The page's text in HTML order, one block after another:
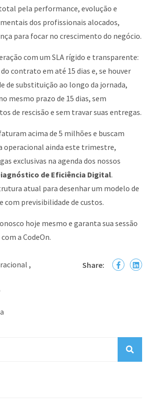
pela performance, evolução e
dos profissionais alocados,
para focar no crescimento do negócio.
com um SLA rígido e transparente:
contrato em até 15 dias e, se houver
de substituição ao longo da jornada,
mesmo prazo de 15 dias, sem
de rescisão e sem travar suas entregas.
acima de 5 milhões e buscam
operacional ainda este trimestre,
exclusivas na agenda dos nossos
de Eficiência Digital.
atual para desenhar um modelo de
com previsibilidade de custos.
hoje mesmo e garanta sua sessão
a CodeOn.
, Share: